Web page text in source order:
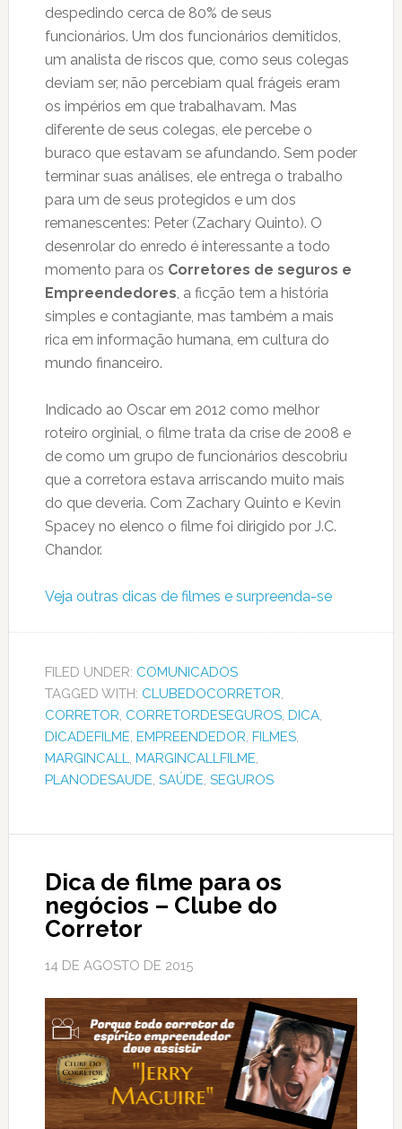
despedindo cerca de 80% de seus
funcionários. Um dos funcionários demitidos,
um analista de riscos que, como seus colegas
deviam ser, não percebiam qual frágeis eram
os impérios em que trabalhavam. Mas
diferente de seus colegas, ele percebe o
buraco que estavam se afundando. Sem poder
terminar suas análises, ele entrega o trabalho
para um de seus protegidos e um dos
remanescentes: Peter (Zachary Quinto). O
desenrolar do enredo é interessante a todo
momento para os Corretores de seguros e
Empreendedores, a ficção tem a história
simples e contagiante, mas também a mais
rica em informação humana, em cultura do
mundo financeiro.
Indicado ao Oscar em 2012 como melhor
roteiro orginial, o filme trata da crise de 2008 e
de como um grupo de funcionários descobriu
que a corretora estava arriscando muito mais
do que deveria. Com Zachary Quinto e Kevin
Spacey no elenco o filme foi dirigido por J.C.
Chandor.
Veja outras dicas de filmes e surpreenda-se
FILED UNDER: COMUNICADOS
TAGGED WITH: CLUBEDOCORRETOR,
CORRETOR, CORRETORDESEGUROS, DICA,
DICADEFILME, EMPREENDEDOR, FILMES,
MARGINCALL, MARGINCALLFILME,
PLANODESAUDE, SAÚDE, SEGUROS
Dica de filme para os
negócios – Clube do
Corretor
14 DE AGOSTO DE 2015